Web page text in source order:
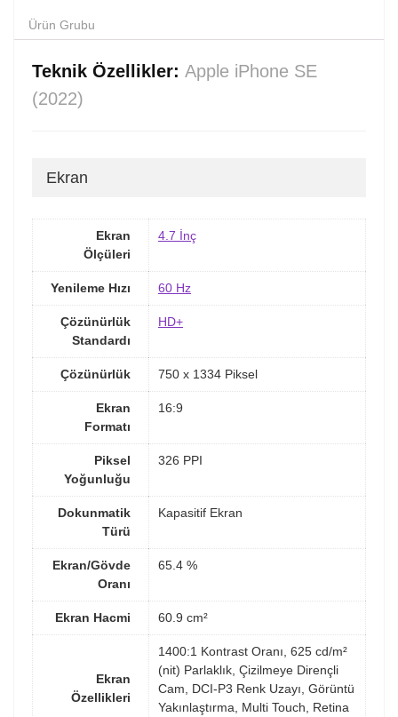
Ürün Grubu
Teknik Özellikler: Apple iPhone SE
(2022)
Ekran
Ekran
Ölçüleri
4.7 İnç
Yenileme Hızı 60 Hz
Çözünürlük
Standardı
HD+
Çözünürlük 750 x 1334 Piksel
Ekran
Formatı
16:9
Piksel
Yoğunluğu
326 PPI
Dokunmatik
Türü
Kapasitif Ekran
Ekran/Gövde
Oranı
65.4 %
Ekran Hacmi 60.9 cm²
Ekran
Özellikleri
1400:1 Kontrast Oranı, 625 cd/m²
(nit) Parlaklık, Çizilmeye Dirençli
Cam, DCI-P3 Renk Uzayı, Görüntü
Yakınlaştırma, Multi Touch, Retina